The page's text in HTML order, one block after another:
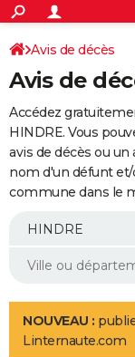
ACTUALITÉS
Politique
Société
Faits Divers
Education
Monde
Villes
+
SPORT
Coupe du monde
Football
Tennis
Cyclisme
Rugby
Forum
Programme TV
TNT
Streaming
Cinéma
Sorties cinéma
Musique
+
FINANCE
Retraite
Epargne
Immobilier
Risques naturels par
Banque
Assurance
AUTO
Essais
Réserver un essai
Citadines
Berlines
SUV
Forum auto
+
Mobiles
Meilleur smartphone
Internet
Ordinateurs
Jeux vidéo
Guide high-tech
Aménagement intérieur
LIFESTYLE
Art de vivre
Bien-être
Loisirs
Mode
Modes de vie
Avis de décès
Avis de
Accédez
HINDRE. Vous
avis de décès ou
nom d'un défunt et/
commune dans le
NOUVEAU :
Linternaute.com